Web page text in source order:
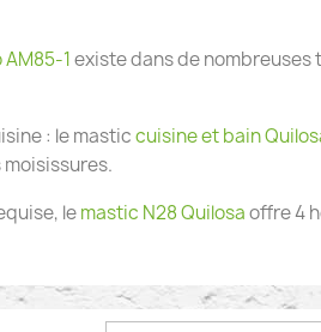
1existe dans de nombreuses
: le masticcuisine et bain
lemastic N28 Quilosaoffre 4